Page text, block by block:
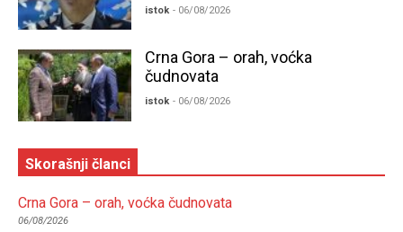
istok - 06/08/2026
Crna Gora – orah, voćka
čudnovata
istok - 06/08/2026
Skorašnji članci
Crna Gora – orah, voćka čudnovata
06/08/2026